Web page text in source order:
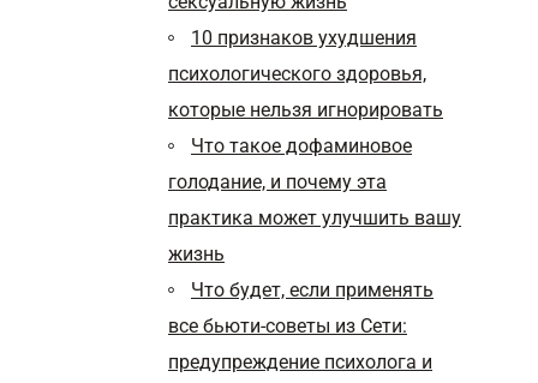
10 признаков ухудшения
психологического здоровья,
которые нельзя игнорировать
Что такое дофаминовое
голодание, и почему эта
практика может улучшить вашу
жизнь
Что будет, если применять
все бьюти-советы из Сети:
предупреждение психолога и